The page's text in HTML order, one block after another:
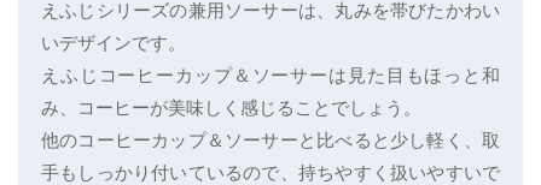
えふじシリーズの兼用ソーサーは、丸みを帯びたかわい
いデザインです。
えふじコーヒーカップ＆ソーサーは見た目もほっと和
み、コーヒーが美味しく感じることでしょう。
他のコーヒーカップ＆ソーサーと比べると少し軽く、取
手もしっかり付いているので、持ちやすく扱いやすいで